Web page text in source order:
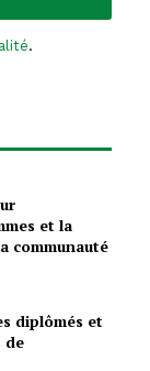
.
et la
communauté
diplômés et
de